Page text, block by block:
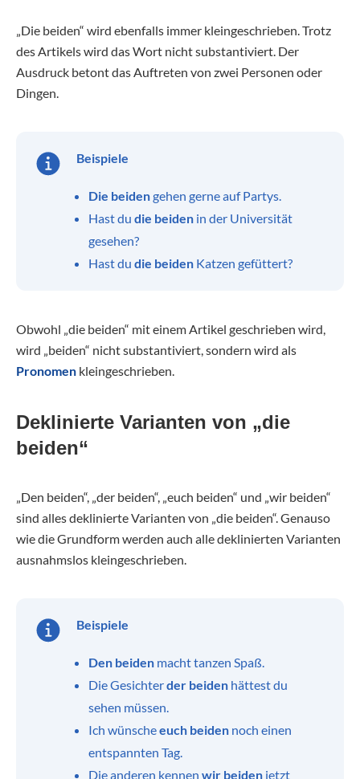
„Die beiden“ wird ebenfalls immer kleingeschrieben. Trotz
des Artikels wird das Wort nicht substantiviert. Der
Ausdruck betont das Auftreten von zwei Personen oder
Dingen.
Beispiele
Die beidengehen gerne auf Partys.
Hast du die beiden in der Universität
gesehen?
Hast du die beiden Katzen gefüttert?
Obwohl „die beiden“ mit einem Artikel geschrieben wird,
wird „beiden“ nicht substantiviert, sondern wird als
Pronomen kleingeschrieben.
Deklinierte Varianten von „die
beiden“
„Den beiden“, „der beiden“, „euch beiden“ und „wir beiden“
sind alles deklinierte Varianten von „die beiden“. Genauso
wie die Grundform werden auch alle deklinierten Varianten
ausnahmslos kleingeschrieben.
Beispiele
Den beiden macht tanzen Spaß.
Die Gesichterder beiden hättest du
sehen müssen.
Ich wünscheeuch beiden noch einen
entspannten Tag.
Die anderen kennen wir beiden jetzt